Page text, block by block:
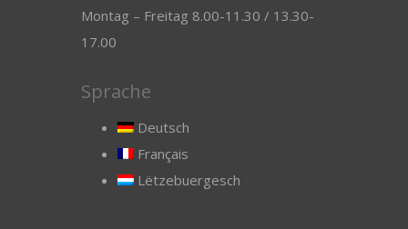
Montag – Freitag 8.00-11.30 / 13.30-
17.00
Sprache
Deutsch
Français
Lëtzebuergesch